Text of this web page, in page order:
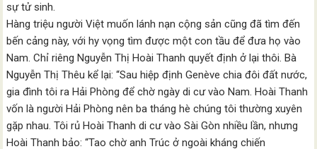
sự tử sinh.
Hàng triệu người Việt muốn lánh nạn cộng sản cũng đã tìm đến
bến cảng này, với hy vọng tìm được một con tầu để đưa họ vào
Nam. Chỉ riêng Nguyễn Thị Hoài Thanh quyết định ở lại thôi. Bà
Nguyễn Thị Thêu kể lại: “Sau hiệp định Genève chia đôi đất nước,
gia đình tôi ra Hải Phòng để chờ ngày di cư vào Nam. Hoài Thanh
vốn là người Hải Phòng nên ba tháng hè chúng tôi thường xuyên
gặp nhau. Tôi rủ Hoài Thanh di cư vào Sài Gòn nhiều lần, nhưng
Hoài Thanh bảo: “Tao chờ anh Trúc ở ngoài kháng chiến